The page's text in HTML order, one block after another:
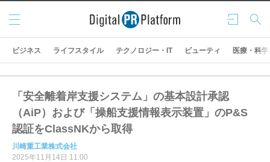
ログ
イン
検索
メニ
ュー
ビジネス ライフスタイル テクノロジー・IT ビューティ 医療・科学
「安全離着岸支援システム」の基本設計承認
（AiP）および「操船支援情報表示装置」のP&S
認証をClassNKから取得
川崎重工業株式会社
2025年11月14日 11:00